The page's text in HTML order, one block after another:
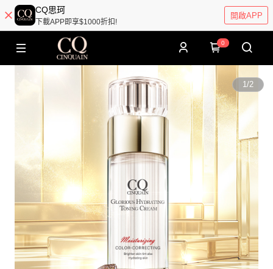
CQ思珂
下載APP即享$1000折扣!
開啟APP
0
1/2